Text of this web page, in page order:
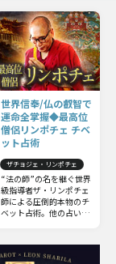
世界信奉/仏の叡智で
運命全掌握◆最高位
僧侶リンポチェ チベ
ット占術
ザチョジェ・リンポチェ
“法の師”の名を継ぐ世界
級指導者ザ・リンポチェ
師による圧倒的本物のチ
ベット占術。他の占いと
ょう。